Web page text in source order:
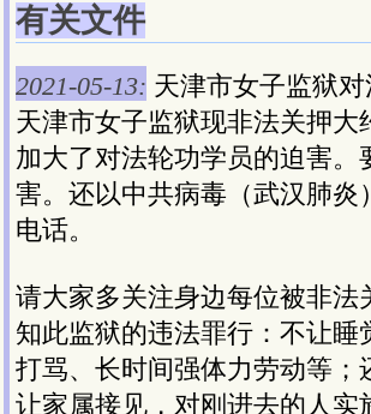
有关文件
2021-05-13: 天津市女子监狱
天津市女子监狱现非法关押
加大了对法轮功学员的迫害。
害。还以中共病毒（武汉肺
电话。
请大家多关注身边每位被非
知此监狱的违法罪行：不让
打骂、长时间强体力劳动等
让家属接见，对刚进去的人实